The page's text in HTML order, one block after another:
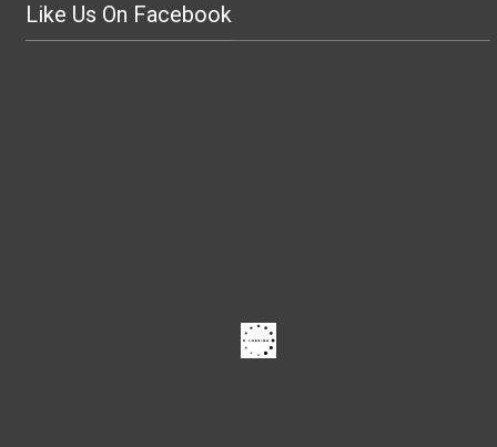
Like Us On Facebook